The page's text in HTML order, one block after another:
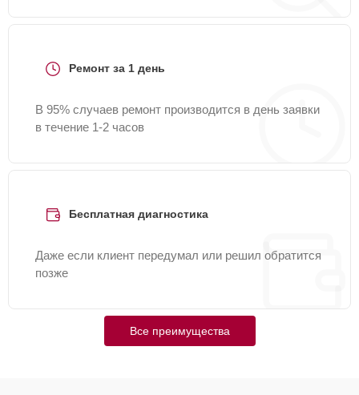
Ремонт за 1 день
В 95% случаев ремонт производится в день заявки
в течение 1-2 часов
Бесплатная диагностика
Даже если клиент передумал или решил обратится
позже
Все преимущества